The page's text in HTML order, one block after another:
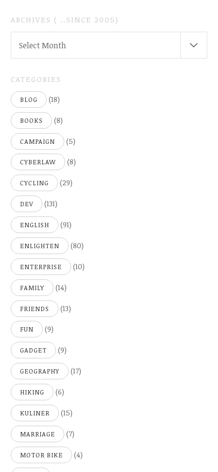
ARCHIVES ( ..SINCE 2005)
Select Month
CATEGORIES
BLOG (18)
BOOKS (8)
CAMPAIGN (5)
CYBERLAW (8)
CYCLING (29)
DEV (131)
ENGLISH (91)
ENLIGHTEN (80)
ENTERPRISE (10)
FAMILY (14)
FRIENDS (13)
FUN (9)
GADGET (9)
GEOGRAPHY (17)
HIKING (6)
KULINER (15)
MARRIAGE (7)
MOTOR BIKE (4)